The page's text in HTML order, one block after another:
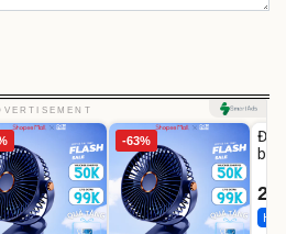
-63%
Đai
bé
Hot